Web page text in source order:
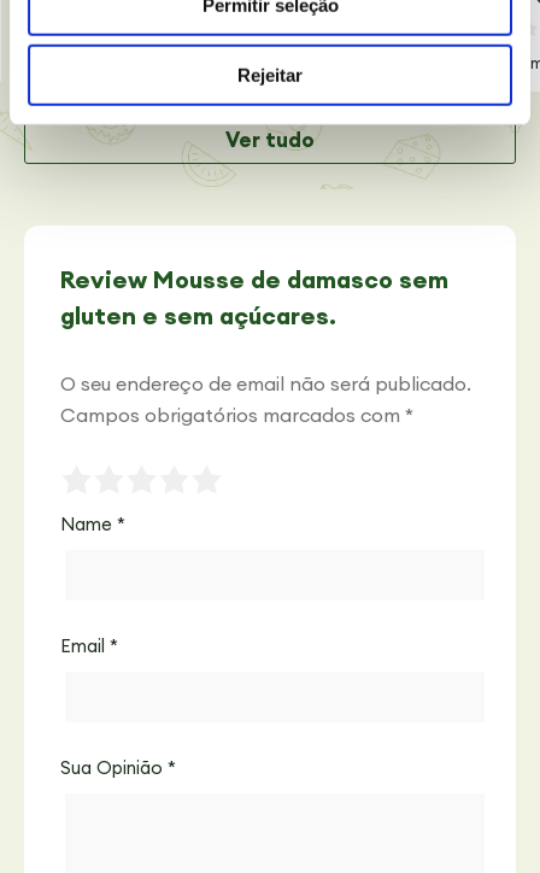
Permitir seleção
Rejeitar
Leave a comment
30
Ver tudo
Review Mousse de damasco sem
gluten e sem açúcares.
O seu endereço de email não será publicado.
Campos obrigatórios marcados com *
Name *
Email *
Sua Opinião *